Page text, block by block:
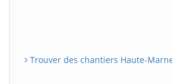
Trouver des chantiers Haute-